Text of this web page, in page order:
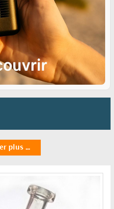
plus ...